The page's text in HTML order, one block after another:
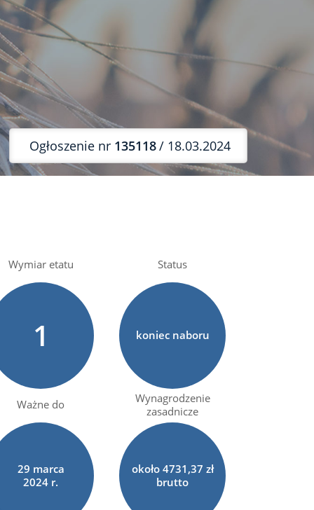
Ogłoszenie nr 135118/ 18.03.2024
Wymiar etatu
1
Status
koniec naboru
Ważne do
29 marca
2024 r.
Wynagrodzenie
zasadnicze
około 4731,37 zł
brutto